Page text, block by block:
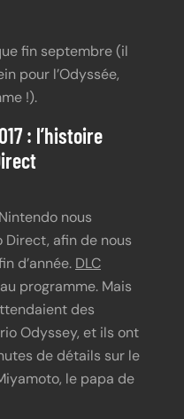
fin septembre (il
pour l’Odyssée,
!).
: l’histoire
nous
afin de nous
d’année. DLC
programme. Mais
des
Odyssey, et ils ont
de détails sur le
le papa de